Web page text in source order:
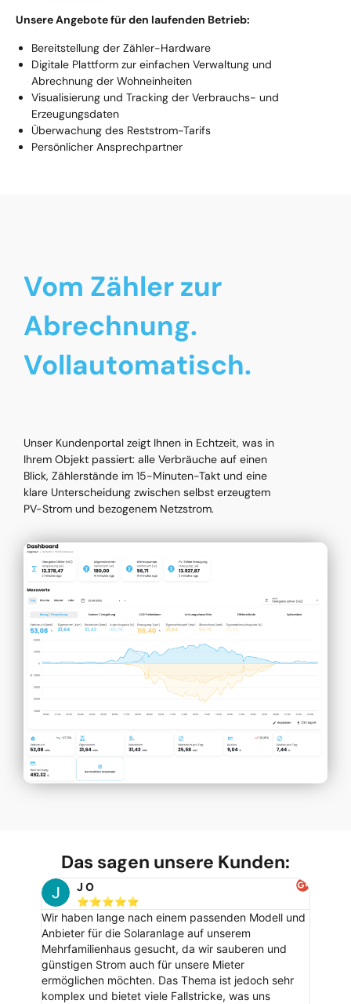
Unsere Angebote für den laufenden Betrieb:
Bereitstellung der Zähler-Hardware
Digitale Plattform zur einfachen Verwaltung und
Abrechnung der Wohneinheiten
Visualisierung und Tracking der Verbrauchs- und
Erzeugungsdaten
Überwachung des Reststrom-Tarifs
Persönlicher Ansprechpartner
Vom Zähler zur
Abrechnung.
Vollautomatisch.
Unser Kundenportal zeigt Ihnen in Echtzeit, was in
Ihrem Objekt passiert: alle Verbräuche auf einen
Blick, Zählerstände im 15-Minuten-Takt und eine
klare Unterscheidung zwischen selbst erzeugtem
PV-Strom und bezogenem Netzstrom.
Das sagen unsere Kunden:
J O
⭐️⭐️⭐️⭐️⭐️
Wir haben lange nach einem passenden Modell und
Anbieter für die Solaranlage auf unserem
Mehrfamilienhaus gesucht, da wir sauberen und
günstigen Strom auch für unsere Mieter
ermöglichen möchten. Das Thema ist jedoch sehr
komplex und bietet viele Fallstricke, was uns